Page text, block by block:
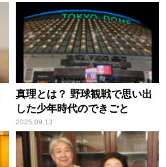
真理とは？ 野球観戦で思い出
した少年時代のできごと
2025.09.13